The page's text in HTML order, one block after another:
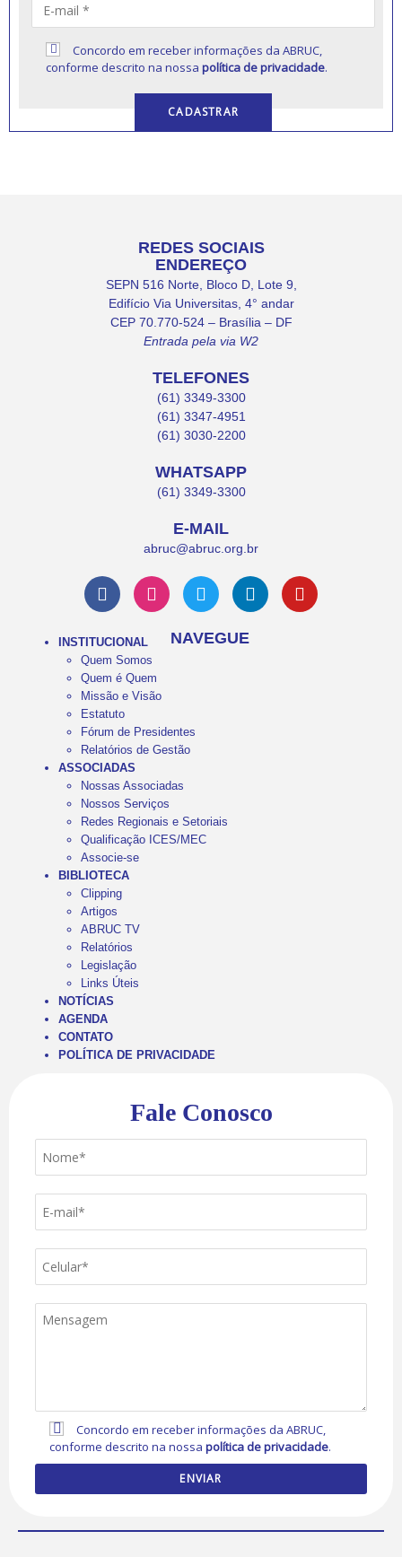
Concordo em receber informações da ABRUC,
conforme descrito na nossapolítica de privacidade.
REDES SOCIAIS
ENDEREÇO
SEPN 516 Norte, Bloco D, Lote 9,
Edifício Via Universitas, 4° andar
CEP 70.770-524 – Brasília – DF
Entrada pela via W2
TELEFONES
(61) 3349-3300
(61) 3347-4951
(61) 3030-2200
WHATSAPP
(61) 3349-3300
E-MAIL
abruc@abruc.org.br
NAVEGUE
INSTITUCIONAL
Quem Somos
Quem é Quem
Missão e Visão
Estatuto
Fórum de Presidentes
Relatórios de Gestão
ASSOCIADAS
Nossas Associadas
Nossos Serviços
Redes Regionais e Setoriais
Qualificação ICES/MEC
Associe-se
BIBLIOTECA
Clipping
Artigos
ABRUC TV
Relatórios
Legislação
Links Úteis
NOTÍCIAS
AGENDA
CONTATO
POLÍTICA DE PRIVACIDADE
Fale Conosco
Concordo em receber informações da ABRUC,
conforme descrito na nossapolítica de privacidade.